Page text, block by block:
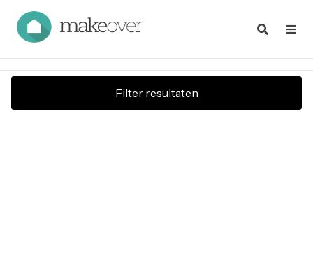
Filter resultaten